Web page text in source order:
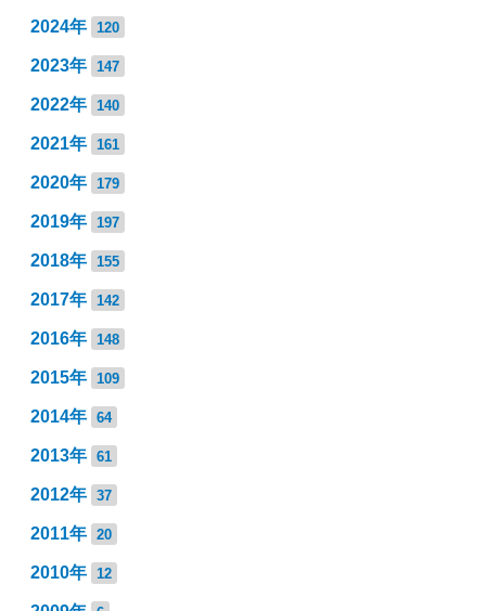
2024年 120
2023年 147
2022年 140
2021年 161
2020年 179
2019年 197
2018年 155
2017年 142
2016年 148
2015年 109
2014年 64
2013年 61
2012年 37
2011年 20
2010年 12